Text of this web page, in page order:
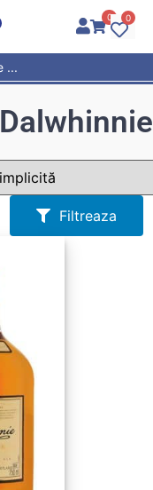
0 0
Dalwhinnie
Filtreaza